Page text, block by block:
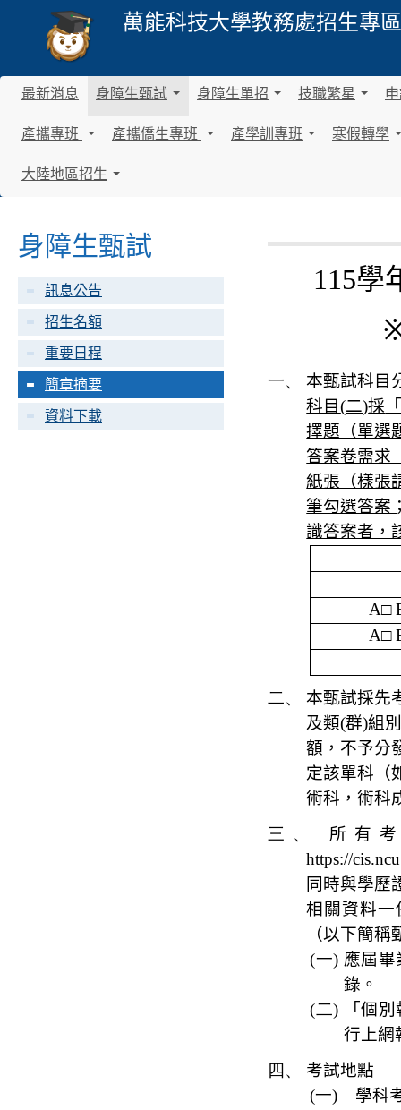
萬能科技大學教務處招生專
最新消息 身障生甄試
.
身障生單招
.
技職繁星
.
產攜專班
.
產攜僑生專班 產學訓專班 寒假轉學
大陸地區招生
身障生甄試
訊息公告
招生名額
重要日程
簡章摘要
資料下載
115學
一、 本甄試科目
科目(二)採
擇題（單選
答案卷需求
紙張（樣張
筆勾選答案
識答案者，
A□
A□
二、 本甄試採先
及類(群)組
額，不予分
定該單科（
術科，術科
三、 所有
https://
同時與學歷
相關資料一
（以下簡
(一) 應屆畢
錄。
(二)
「個
行上網
四、 考試地點
(一)
學科